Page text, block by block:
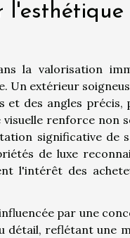
la valorisation
Un extérieur
des angles précis,
renforce non
significative de
de luxe
l'intérêt des
par une
détail, reflétant une